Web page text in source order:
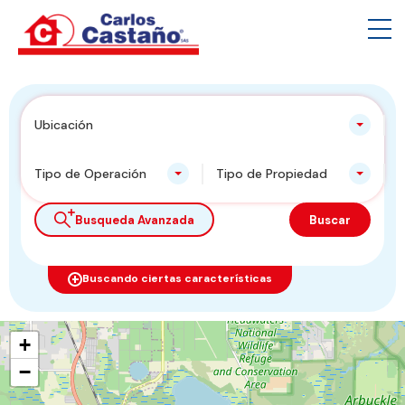
Ubicación
Tipo de Operación Tipo de Propiedad
Buscando ciertas características
Busqueda Avanzada Buscar
+
−